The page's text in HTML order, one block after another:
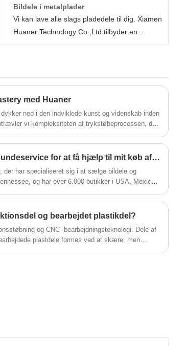
Stålforbindelsesbeslagene kan bruges til en
række forskellige møbler og hardwaretilbehør,
egnet til møbelproduktion, dekoration, gør-
Bildele i metalplader
Vi kan lave alle slags pladedele til dig. Xiamen
Huaner Technology Co.,Ltd tilbyder en
med betydelige omkostningsbesparelser.
med Huaner
ned i den indviklede kunst og videnskab inden
vi kompleksiteten af ​​trykstøbeprocessen, der
Hvordan kan jeg kontakte AutoZone kundeservice for at få hjælp til mit køb af reservedele?
har specialiseret sig i at sælge bildele og
og har over 6.000 butikker i USA, Mexico
og bearbejdet plastikdel?
og CNC -bearbejdningsteknologi. Dele af
plastdele formes ved at skære, men